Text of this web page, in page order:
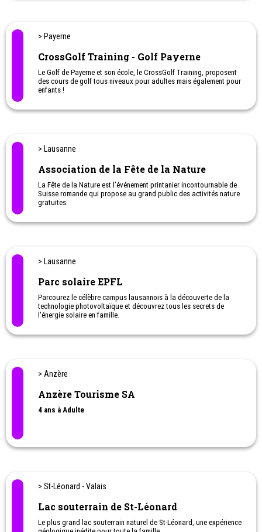
> Payerne
CrossGolf Training - Golf Payerne
Le Golf de Payerne et son école, le CrossGolf Training, proposent
des cours de golf tous niveaux pour adultes mais également pour
enfants !
> Lausanne
Association de la Fête de la Nature
La Fête de la Nature est l’événement printanier incontournable de
Suisse romande qui propose au grand public des activités nature
gratuites.
> Lausanne
Parc solaire EPFL
Parcourez le célèbre campus lausannois à la découverte de la
technologie photovoltaïque et découvrez tous les secrets de
l'énergie solaire en famille.
> Anzère
Anzère Tourisme SA
4 ans à Adulte
> St-Léonard - Valais
Lac souterrain de St-Léonard
Le plus grand lac souterrain naturel de St-Léonard, une expérience